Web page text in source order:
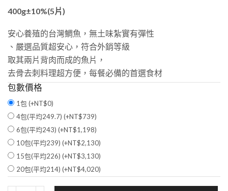
400g±10%(5片)
安心養殖的台灣鯛魚，無土味紮實有彈性
、嚴選品質超安心，符合外銷等級
取其兩片背肉而成的魚片，
去骨去刺料理超方便，每餐必備的首選食材
包數價格
1包 (+NT$0)
4包(平均249.7) (+NT$739)
6包(平均243) (+NT$1,198)
10包(平均239) (+NT$2,130)
15包(平均226) (+NT$3,130)
20包(平均214) (+NT$4,020)